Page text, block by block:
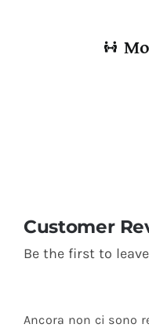
Customer
Be the first to
Ancora non ci sono